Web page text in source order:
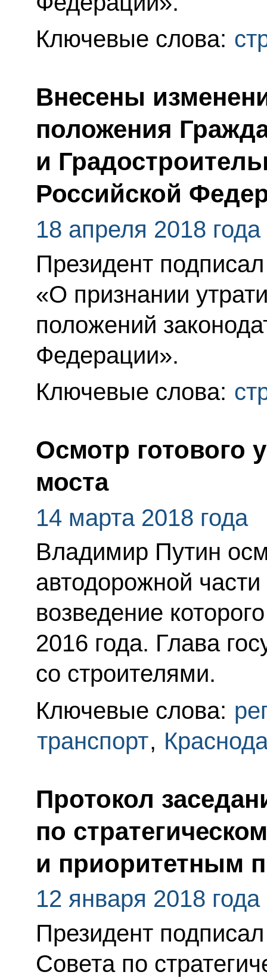
Ключевые слова:
Внесены
положения
и
Российской
18 апреля 2018 года
Президент
«О признании
положений
Федерации».
Ключевые слова:
Осмотр готового
моста
14 марта 2018 года
Владимир Путин
автодорожной
возведение
2016 года. Глава
со строителями.
Ключевые слова:
транспорт,
Протокол
по
и приоритетным
12 января 2018 года
Президент
Совета по